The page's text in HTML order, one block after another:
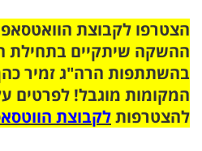
ההשקה שיתקיים בתחילת
בהשתתפות הרה"ג זמיר
המקומות מוגבל! לפרטים
להצטרפותלקבוצת